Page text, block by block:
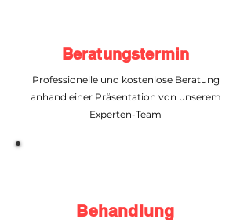
Beratungstermin
Professionelle und kostenlose Beratung
anhand einer Präsentation von unserem
Experten-Team
Behandlung